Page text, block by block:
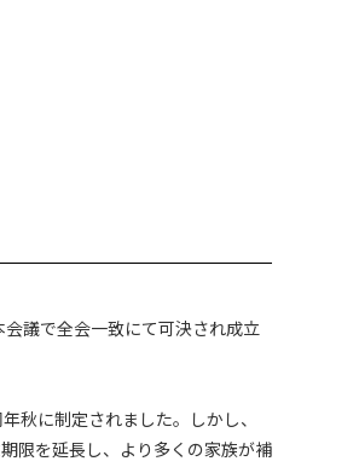
議で全会一致にて可決され成立
秋に制定されました。しかし、
限を延長し、より多くの家族が補